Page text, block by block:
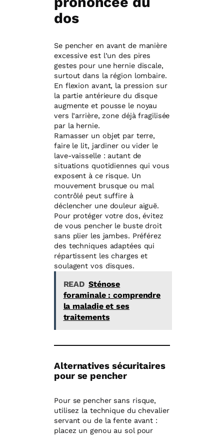
dos
Se pencher en avant de manière
excessive est l’un des pires
gestes pour une hernie discale,
surtout dans la région lombaire.
En flexion avant, la pression sur
la partie antérieure du disque
augmente et pousse le noyau
vers l’arrière, zone déjà fragilisée
par la hernie.
Ramasser un objet par terre,
faire le lit, jardiner ou vider le
lave-vaisselle : autant de
situations quotidiennes qui vous
exposent à ce risque. Un
mouvement brusque ou mal
contrôlé peut suffire à
déclencher une douleur aiguë.
Pour protéger votre dos, évitez
de vous pencher le buste droit
sans plier les jambes. Préférez
des techniques adaptées qui
répartissent les charges et
soulagent vos disques.
READ Sténose
foraminale : comprendre
la maladie et ses
traitements
Alternatives sécuritaires
pour se pencher
Pour se pencher sans risque,
utilisez la technique du chevalier
servant ou de la fente avant :
placez un genou au sol pour